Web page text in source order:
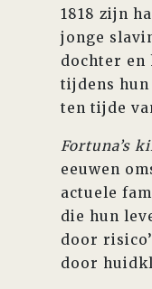
1818 zijn
jonge
dochter en
tijdens
ten tijde
Fortuna’s
eeuwen
actuele
die hun
door
door